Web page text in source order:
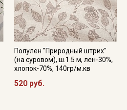
Полулен "Природный штрих"
(на суровом), ш.1.5 м, лен-30%,
хлопок-70%, 140гр/м.кв
520 руб.